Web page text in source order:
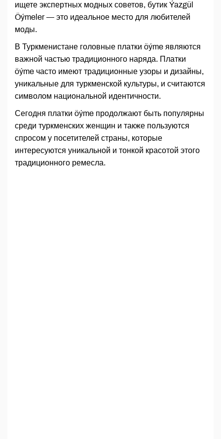
ищете экспертных модных советов, бутик Ýazgül
Öýmeler — это идеальное место для любителей
моды.
В Туркменистане головные платки öýme являются
важной частью традиционного наряда. Платки
öýme часто имеют традиционные узоры и дизайны,
уникальные для туркменской культуры, и считаются
символом национальной идентичности.
Сегодня платки öýme продолжают быть популярны
среди туркменских женщин и также пользуются
спросом у посетителей страны, которые
интересуются уникальной и тонкой красотой этого
традиционного ремесла.